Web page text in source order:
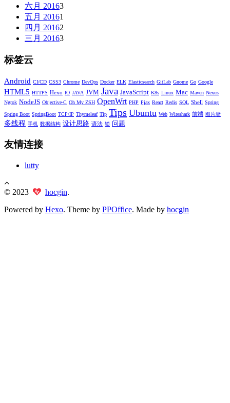
六月 20163
五月 20161
四月 20162
三月 20163
标签云
Android CI/CD CSS3 Chrome DevOps Docker ELK Elasticsearch GitLab Gnome Go Google
HTML5 HTTPS Hexo IO JAVA JVM Java JavaScript K8s Linux Mac Maven Nexus
Ngrok NodeJS Objective-C Oh My ZSH OpenWrt PHP Pjax React Redis SQL Shell Spring
Spring Boot SpringBoot TCP/IP Thymeleaf Tip Tips Ubuntu Web Wireshark 前端 图片墙
多线程 手机 数据结构 设计思路 语法 锁 问题
友情连接
lutty
© 2023 hocgin.
Powered by Hexo. Theme by PPOffice. Made by hocgin